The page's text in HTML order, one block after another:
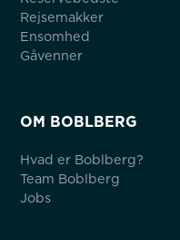
Rejsemakker
Ensomhed
Gåvenner
OM BOBLBERG
Hvad er Boblberg?
Team Boblberg
Jobs